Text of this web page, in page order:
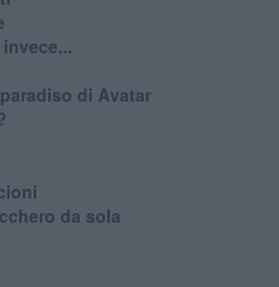
di Avatar
da sola